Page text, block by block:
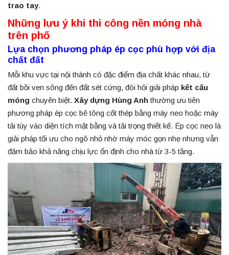
trao tay.
Những lưu ý khi thi công nền móng nhà
trên phố
Lựa chọn phương pháp ép cọc phù hợp với địa
chất đất
Mỗi khu vực tại nội thành có đặc điểm địa chất khác nhau, từ
đất bồi ven sông đến đất sét cứng, đòi hỏi giải pháp kết cấu
móng chuyên biệt. Xây dựng Hùng Anhthường ưu tiên
phương pháp ép cọc bê tông cốt thép bằng máy neo hoặc máy
tải tùy vào diện tích mặt bằng và tải trọng thiết kế. Ép cọc neo là
giải pháp tối ưu cho ngõ nhỏ nhờ máy móc gọn nhẹ nhưng vẫn
đảm bảo khả năng chịu lực ổn định cho nhà từ 3-5 tầng.